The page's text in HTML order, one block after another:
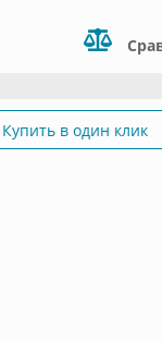
Купить в один клик